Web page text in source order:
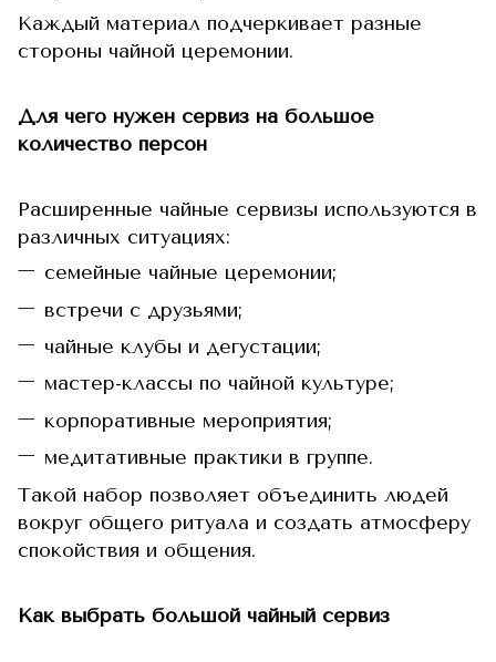
Каждый материал подчеркивает разные
стороны чайной церемонии.
Для чего нужен сервиз на большое
количество персон
Расширенные чайные сервизы используются в
различных ситуациях:
семейные чайные церемонии;
встречи с друзьями;
чайные клубы и дегустации;
мастер-классы по чайной культуре;
корпоративные мероприятия;
медитативные практики в группе.
Такой набор позволяет объединить людей
вокруг общего ритуала и создать атмосферу
спокойствия и общения.
Как выбрать большой чайный сервиз